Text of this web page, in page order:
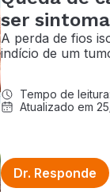
ser
Entenda
A perda de fios
indício de um
tratamento da
Tempo de
Atualizado em
Dr. Responde